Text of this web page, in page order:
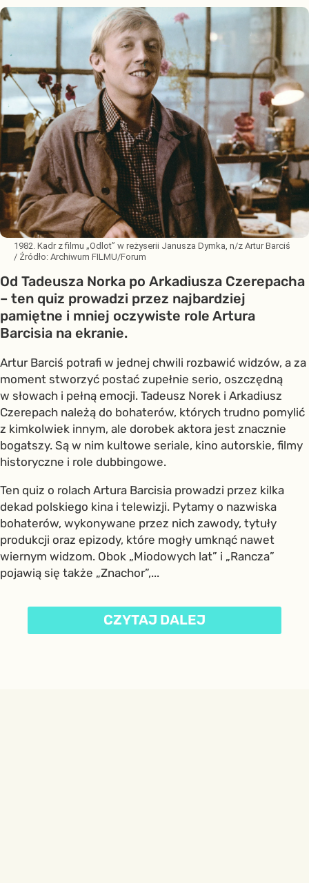
1982. Kadr z filmu „Odlot” w reżyserii Janusza Dymka, n/z Artur Barciś
/ Źródło: Archiwum FILMU/Forum
Od Tadeusza Norka po Arkadiusza Czerepacha
– ten quiz prowadzi przez najbardziej
pamiętne i mniej oczywiste role Artura
Barcisia na ekranie.
Artur Barciś potrafi w jednej chwili rozbawić widzów, a za
moment stworzyć postać zupełnie serio, oszczędną
w słowach i pełną emocji. Tadeusz Norek i Arkadiusz
Czerepach należą do bohaterów, których trudno pomylić
z kimkolwiek innym, ale dorobek aktora jest znacznie
bogatszy. Są w nim kultowe seriale, kino autorskie, filmy
historyczne i role dubbingowe.
Ten quiz o rolach Artura Barcisia prowadzi przez kilka
dekad polskiego kina i telewizji. Pytamy o nazwiska
bohaterów, wykonywane przez nich zawody, tytuły
produkcji oraz epizody, które mogły umknąć nawet
wiernym widzom. Obok „Miodowych lat” i „Rancza”
pojawią się także „Znachor”,...
CZYTAJ DALEJ